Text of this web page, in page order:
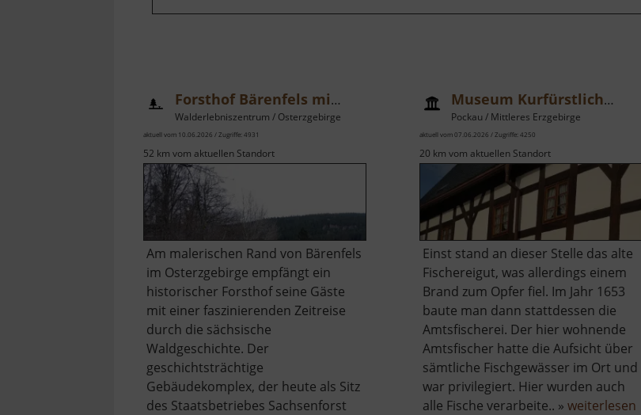
Forsthof Bärenfels mit Arboretum
Walderlebniszentrum / Osterzgebirge
aktuell vom 10.06.2026 / Zugriffe: 4931
52 km vom aktuellen Standort
Am malerischen Rand von Bärenfels
im Osterzgebirge empfängt ein
historischer Forsthof seine Gäste
mit einer faszinierenden Zeitreise
durch die sächsische
Waldgeschichte. Der
geschichtsträchtige
Gebäudekomplex, der heute als Sitz
des Staatsbetriebes Sachsenforst
Museum Kurfürstliche Amtsfischerei
Pockau / Mittleres Erzgebirge
aktuell vom 07.06.2026 / Zugriffe: 4250
20 km vom aktuellen Standort
Einst stand an dieser Stelle das alte
Fischereigut, was allerdings einem
Brand zum Opfer fiel. Im Jahr 1653
baute man dann stattdessen die
Amtsfischerei. Der hier wohnende
Amtsfischer hatte die Aufsicht über
sämtliche Fischgewässer im Ort und
war privilegiert. Hier wurden auch
alle Fische verarbeite.. »weiterlesen